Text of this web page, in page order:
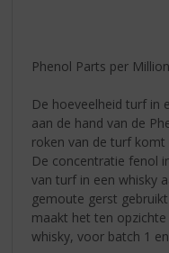
Phenol Parts per
De hoeveelheid turf in
aan de hand van de
roken van de turf komt
De concentratie fenol
van turf in een whisky
gemoute gerst
maakt het ten
whisky, voor batch 1